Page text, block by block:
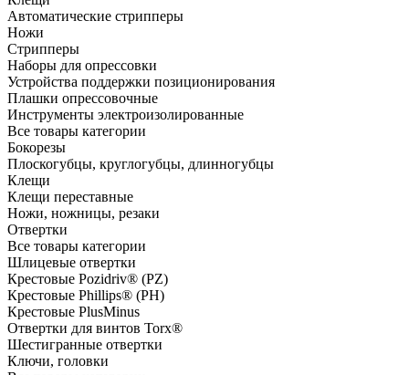
Автоматические стрипперы
Ножи
Стрипперы
Наборы для опрессовки
Устройства поддержки позиционирования
Плашки опрессовочные
Инструменты электроизолированные
Все товары категории
Бокорезы
Плоскогубцы, круглогубцы, длинногубцы
Клещи
Клещи переставные
Ножи, ножницы, резаки
Отвертки
Все товары категории
Шлицевые отвертки
Крестовые Pozidriv® (PZ)
Крестовые Phillips® (PH)
Крестовые PlusMinus
Отвертки для винтов Torx®
Шестигранные отвертки
Ключи, головки